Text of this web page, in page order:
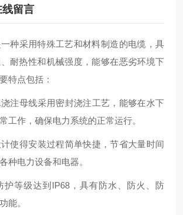
线留言
种采用特殊工艺和材料制造的电缆，具
耐热性和机械强度，能够在恶劣环境下
特点包括：
注母线采用密封浇注工艺，能够在水下
工作，确保电力系统的正常运行‌。
使得安装过程简单快捷，节省大量时间
种电力设备和电器‌。
护等级达到IP68，具有防水、防火、防
能‌。